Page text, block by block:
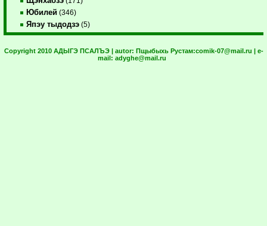
Юбилей (346)
Япэу тыдодзэ (5)
Copyright 2010 АДЫГЭ ПСАЛЪЭ | autor: Пщыбыхь Рустам:comik-07@mail.ru | e-
mail: adyghe@mail.ru